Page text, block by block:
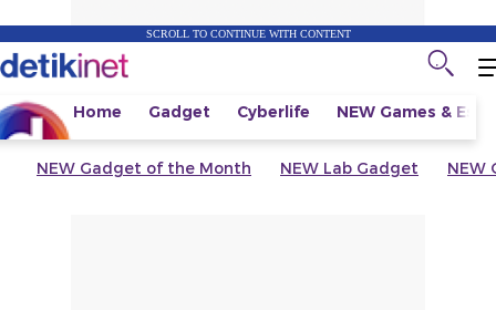
SCROLL TO CONTINUE WITH CONTENT
Home Gadget Cyberlife NEW Games &
NEW Gadget of the Month NEW Lab Gadget NEW